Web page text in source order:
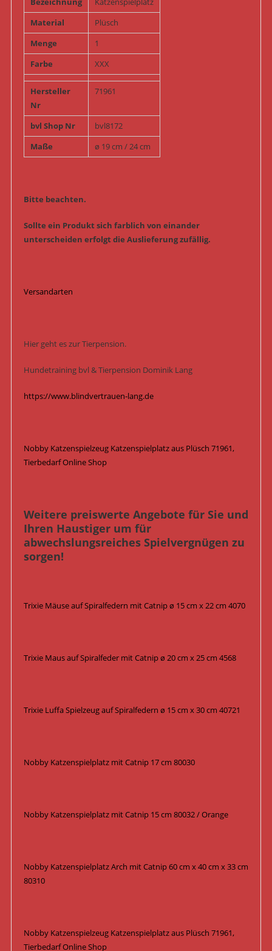
Material
Plüsch
Menge
1
Farbe
XXX
Hersteller
Nr
71961
bvl Shop Nr
bvl8172
Maße
ø 19 cm / 24 cm
Bitte beachten.
Sollte ein Produkt sich farblich von einander
unterscheiden erfolgt die Auslieferung zufällig.
Versandarten
Hier geht es zur Tierpension.
Hundetraining bvl & Tierpension Dominik Lang
https://www.blindvertrauen-lang.de
Nobby Katzenspielzeug Katzenspielplatz aus Plüsch 71961,
Tierbedarf Online Shop
Weitere preiswerte Angebote für Sie und
Ihren Haustiger um für
abwechslungsreiches Spielvergnügen zu
sorgen!
Trixie Mäuse auf Spiralfedern mit Catnip ø 15 cm x 22 cm 4070
Trixie Maus auf Spiralfeder mit Catnip ø 20 cm x 25 cm 4568
Trixie Luffa Spielzeug auf Spiralfedern ø 15 cm x 30 cm 40721
Nobby Katzenspielplatz mit Catnip 17 cm 80030
Nobby Katzenspielplatz mit Catnip 15 cm 80032 / Orange
Nobby Katzenspielplatz Arch mit Catnip 60 cm x 40 cm x 33 cm
80310
Nobby Katzenspielzeug Katzenspielplatz aus Plüsch 71961,
Tierbedarf Online Shop